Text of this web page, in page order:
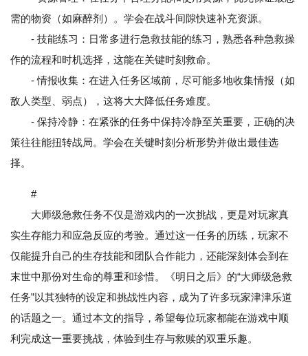
需的物资（如麻醉剂）。学会在战斗间隙快速补充资源。
- 技能练习：日常多进行急救技能的练习，熟悉各种急救操
作的流程和时机选择，这能在关键时刻救命。
- 情报收集：在进入任务区域前，尽可能多地收集情报（如
敌人类型、弱点），这将大大降低任务难度。
- 保持冷静：在紧张的任务中保持冷静至关重要，正确的决
策往往能扭转战局。学会在关键时刻分析形势并做出最佳选
择。
#
大师级急救任务不仅是游戏内的一次挑战，更是对玩家真
实生存能力和应急反应的考验。通过这一任务的历练，玩家不
仅能提升自己的生存技能和团队合作能力，还能深刻体会到在
末世中那份对生命的尊重和珍惜。《明日之后》的“大师级急救
任务”以其独特的设定和挑战性内容，成为了许多玩家津津乐道
的话题之一。通过本文的指导，希望每位玩家都能在游戏中顺
利完成这一重要挑战，体验到生存与救赎的双重乐趣。